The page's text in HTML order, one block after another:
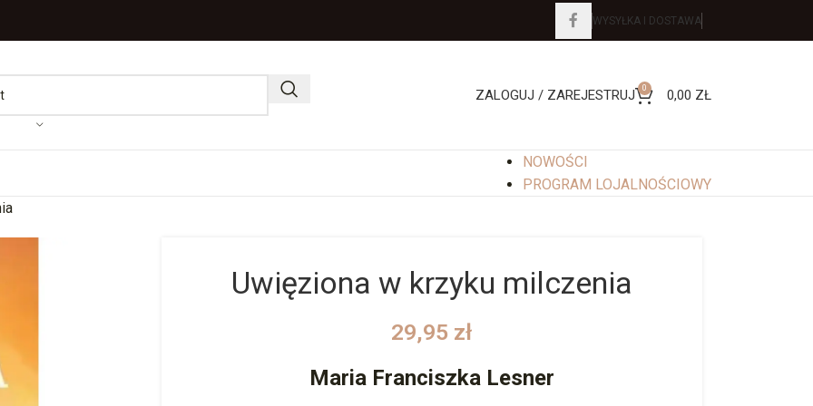
WYSYŁKA I DOSTAWA
ZALOGUJ / ZAREJESTRUJ 0 0,00 ZŁ
NOWOŚCI
PROGRAM LOJALNOŚCIOWY
Uwięziona w krzyku milczenia
29,95 zł
Maria Franciszka Lesner